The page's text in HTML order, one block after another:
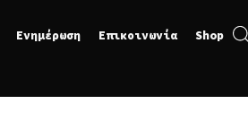
Ενημέρωση Επικοινωνία Shop